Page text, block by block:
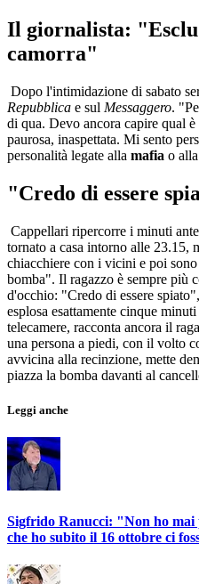
Il giornalista:
camorra"
Dopo l'intimidazione di sabato
Repubblica e sul Messaggero.
di qua. Devo ancora capire qual
paurosa, inaspettata. Mi sento
personalità legate alla mafia o
"Credo di essere
Cappellari ripercorre i minuti
tornato a casa intorno alle 23.15,
chiacchiere con i vicini e poi
bomba". Il ragazzo è sempre più
d'occhio: "Credo di essere
esplosa esattamente cinque
telecamere, racconta ancora il
una persona a piedi, con il volto
avvicina alla recinzione, mette
piazza la bomba davanti al
Leggi anche
Sigfrido Ranucci: "Non ho mai
che ho subito il 16 ottobre ci